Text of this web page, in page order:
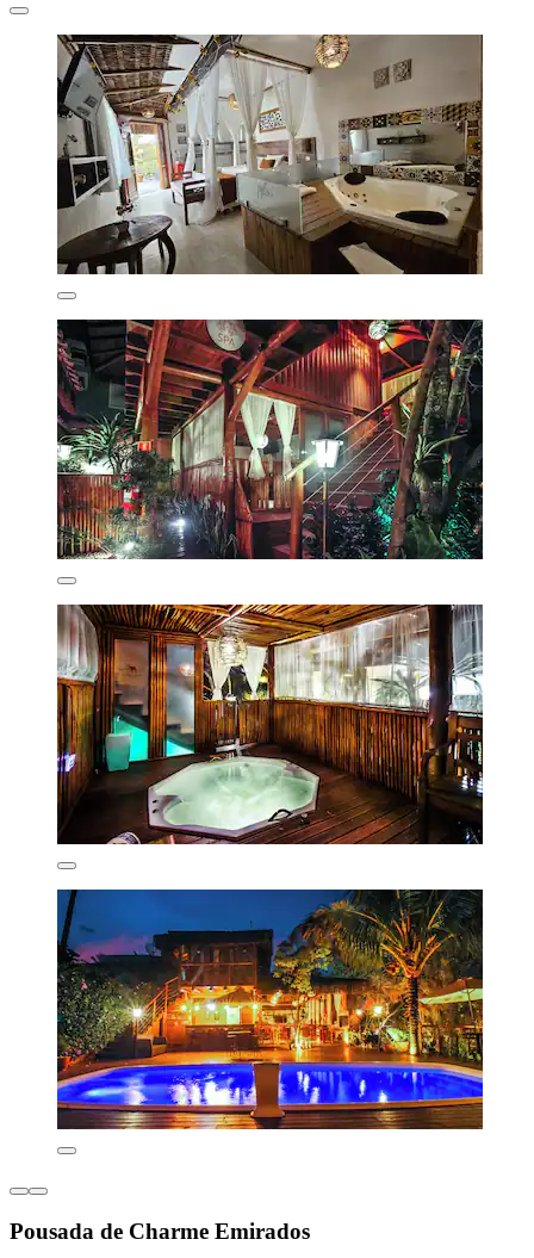
Pousada de Charme Emirados